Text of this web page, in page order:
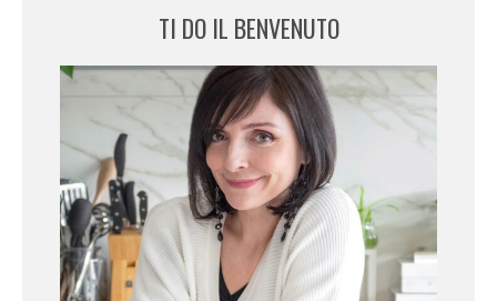
TI DO IL BENVENUTO